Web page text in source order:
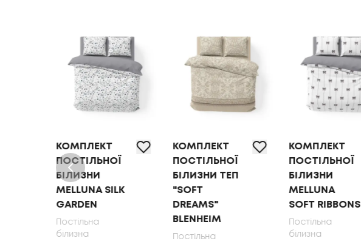
КОМПЛЕКТ
ПОСТІЛЬНОЇ
БІЛИЗНИ
MELLUNA SILK
GARDEN
Постільна
білизна
КОМПЛЕКТ
ПОСТІЛЬНОЇ
БІЛИЗНИ ТЕП
"SOFT
DREAMS"
BLENHEIM
Постільна
КОМПЛЕКТ
ПОСТІЛЬНОЇ
БІЛИЗНИ
MELLUNA
SOFT RIBBONS
Постільна
білизна